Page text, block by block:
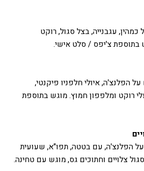
כמהין, עגבנייה, בצל סגול, רוקט
בתוספת צ'יפס / סלט אישי.
על הפלנצ'ה, איולי חלפניו פיקנטי,
רוקט ומלפפון חמוץ. מוגש בתוספת
על הפלנצ'ה, עם בטטה, תפו"א, שעועית
צלויים וחתוכים גס, מוגש עם טחינה.